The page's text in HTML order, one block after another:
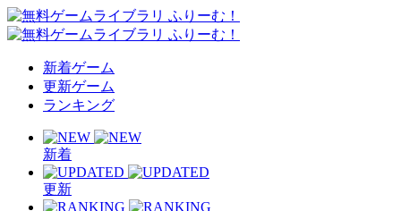
新着ゲーム
更新ゲーム
ランキング
新着
更新